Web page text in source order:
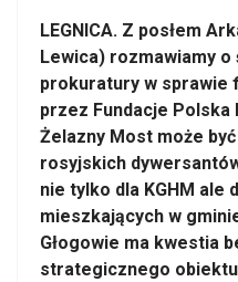
LEGNICA. Z posłem
Lewica) rozmawiamy
prokuratury w sprawie
przez Fundacje Polska
Żelazny Most może
rosyjskich
nie tylko dla KGHM ale
mieszkających w
Głogowie ma kwestia
strategicznego